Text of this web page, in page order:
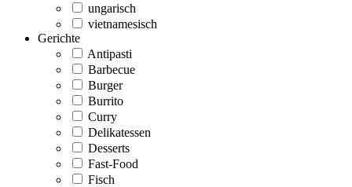
ungarisch
vietnamesisch
Gerichte
Antipasti
Barbecue
Burger
Burrito
Curry
Delikatessen
Desserts
Fast-Food
Fisch